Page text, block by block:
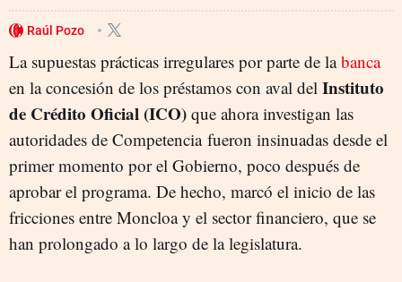
Raúl Pozo
La supuestas prácticas irregulares por parte de labanca
en la concesión de los préstamos con aval del Instituto
de Crédito Oficial (ICO) que ahora investigan las
autoridades de Competencia fueron insinuadas desde el
primer momento por el Gobierno, poco después de
aprobar el programa. De hecho, marcó el inicio de las
fricciones entre Moncloa y el sector financiero, que se
han prolongado a lo largo de la legislatura.